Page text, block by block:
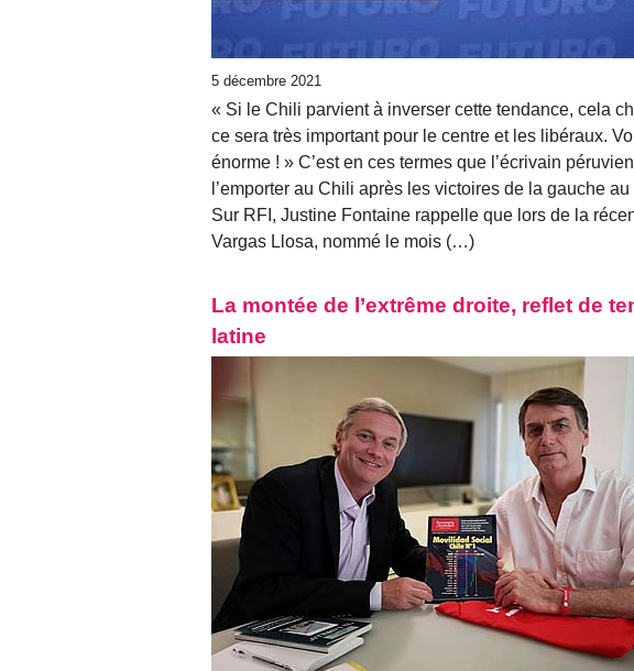
5 décembre 2021
« Si le Chili parvient à inverser cette tendance, cela
ce sera très important pour le centre et les libéraux.
énorme ! » C’est en ces termes que l’écrivain
l’emporter au Chili après les victoires de la gauche
Sur RFI, Justine Fontaine rappelle que lors de la
Vargas Llosa, nommé le mois (…)
La montée de l’extrême droite, reflet de
latine